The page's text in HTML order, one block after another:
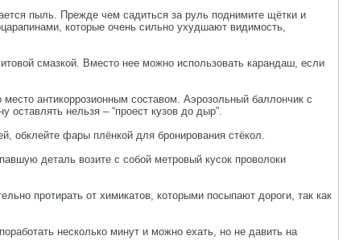
пыль. Прежде чем садиться за руль поднимите щётки и
которые очень сильно ухудшают видимость,
смазкой. Вместо нее можно использовать карандаш, если
антикоррозионным составом. Аэрозольный баллончик с
нельзя – “проест кузов до дыр”.
обклейте фары плёнкой для бронирования стёкол.
деталь возите с собой метровый кусок проволоки
протирать от химикатов, которыми посыпают дороги, так как
несколько минут и можно ехать, но не давить на